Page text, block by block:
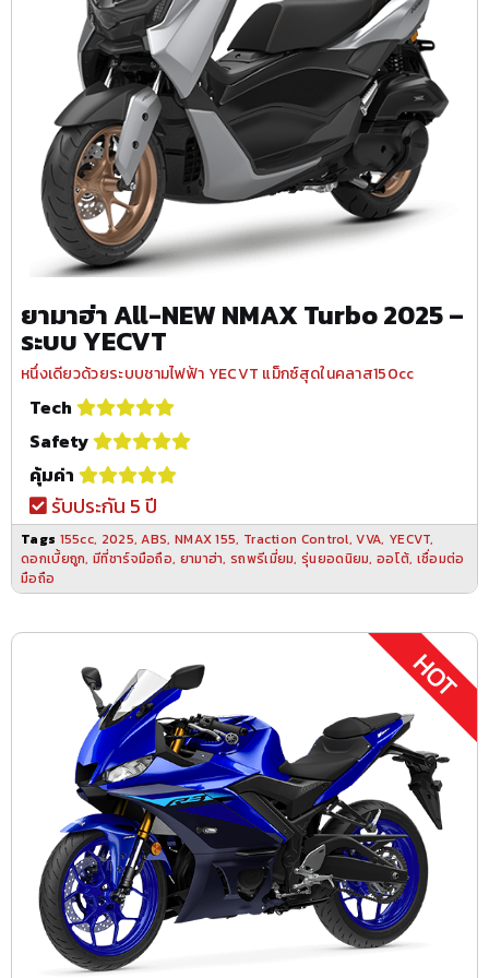
ยามาฮ่า All-NEW NMAX Turbo 2025 –
ระบบ YECVT
หนึ่งเดียวด้วยระบบชามไฟฟ้า YECVT แม็กซ์สุดในคลาส150cc
Tech
Safety
คุ้มค่า
รับประกัน 5 ปี
Tags 155cc, 2025,ABS, NMAX 155, Traction Control,VVA, YECVT,
ดอกเบี้ยถูก,มีที่ชาร์จมือถือ, ยามาฮ่า,รถพรีเมี่ยม,รุ่นยอดนิยม,ออโต้, เชื่อมต่อ
มือถือ